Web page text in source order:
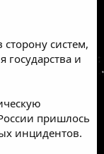
систем,
государства и
пришлось
инцидентов.